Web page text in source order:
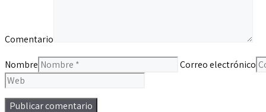
Comentario
Nombre Correo electrónico